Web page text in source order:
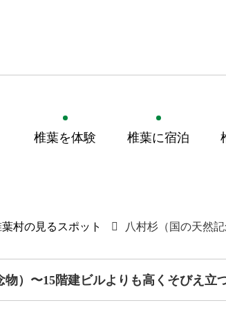
椎葉を体験 椎葉に宿泊
村の見るスポット 八村杉（国の天然
物）〜15階建ビルよりも高くそびえ立